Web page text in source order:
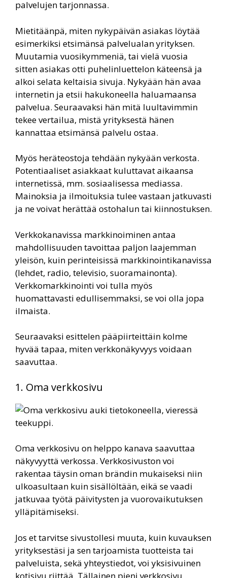
palvelujen tarjonnassa.
Mietitäänpä, miten nykypäivän asiakas löytää
esimerkiksi etsimänsä palvelualan yrityksen.
Muutamia vuosikymmeniä, tai vielä vuosia
sitten asiakas otti puhelinluettelon käteensä ja
alkoi selata keltaisia sivuja. Nykyään hän avaa
internetin ja etsii hakukoneella haluamaansa
palvelua. Seuraavaksi hän mitä luultavimmin
tekee vertailua, mistä yrityksestä hänen
kannattaa etsimänsä palvelu ostaa.
Myös heräteostoja tehdään nykyään verkosta.
Potentiaaliset asiakkaat kuluttavat aikaansa
internetissä, mm. sosiaalisessa mediassa.
Mainoksia ja ilmoituksia tulee vastaan jatkuvasti
ja ne voivat herättää ostohalun tai kiinnostuksen.
Verkkokanavissa markkinoiminen antaa
mahdollisuuden tavoittaa paljon laajemman
yleisön, kuin perinteisissä markkinointikanavissa
(lehdet, radio, televisio, suoramainonta).
Verkkomarkkinointi voi tulla myös
huomattavasti edullisemmaksi, se voi olla jopa
ilmaista.
Seuraavaksi esittelen pääpiirteittäin kolme
hyvää tapaa, miten verkkonäkyvyys voidaan
saavuttaa.
1. Oma verkkosivu
Oma verkkosivu on helppo kanava saavuttaa
näkyvyyttä verkossa. Verkkosivuston voi
rakentaa täysin oman brändin mukaiseksi niin
ulkoasultaan kuin sisällöltään, eikä se vaadi
jatkuvaa työtä päivitysten ja vuorovaikutuksen
ylläpitämiseksi.
Jos et tarvitse sivustollesi muuta, kuin kuvauksen
yrityksestäsi ja sen tarjoamista tuotteista tai
palveluista, sekä yhteystiedot, voi yksisivuinen
kotisivu riittää. Tällainen pieni verkkosivu